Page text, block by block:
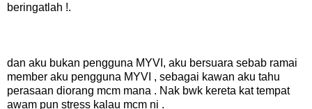
beringatlah !.
dan aku bukan pengguna MYVI, aku bersuara sebab ramai
member aku pengguna MYVI , sebagai kawan aku tahu
perasaan diorang mcm mana . Nak bwk kereta kat tempat
awam pun stress kalau mcm ni .